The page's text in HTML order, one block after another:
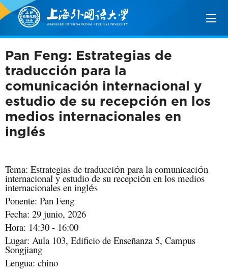
Pan Feng: Estrategias de
traducción para la
comunicación internacional y
estudio de su recepción en los
medios internacionales en
inglés
Tema: Estrategias de traducción para la comunicación
internacional y estudio de su recepción en los medios
internacionales en inglés
Ponente: Pan Feng
Fecha: 29 junio, 2026
Hora: 14:30 - 16:00
Lugar: Aula 103, Edificio de Enseñanza 5, Campus
Songjiang
Lengua: chino